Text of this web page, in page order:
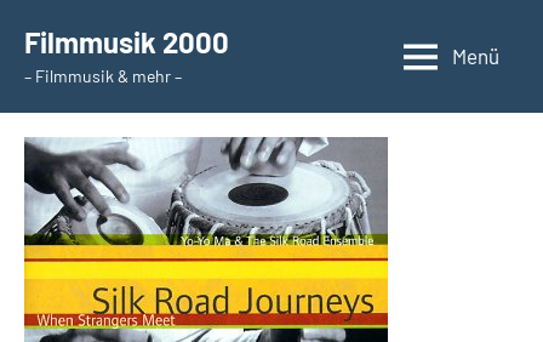
Inhalt
springen
Filmmusik 2000
– Filmmusik & mehr –
Menü